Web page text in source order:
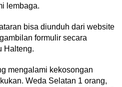
lembaga.
bisa diunduh dari website
formulir secara
Halteng.
mengalami kekosongan
Weda Selatan 1 orang,